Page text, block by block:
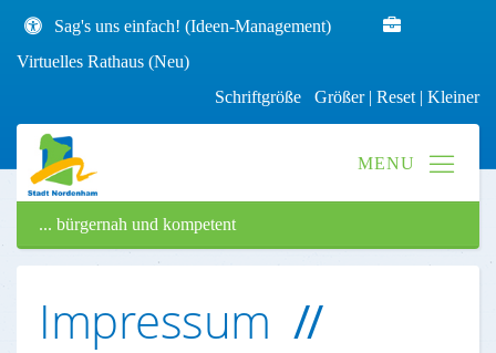
Sag's uns einfach! (Ideen-Management)
Virtuelles Rathaus (Neu)
Schriftgröße Größer| Reset | Kleiner
... bürgernah und kompetent
Impressum